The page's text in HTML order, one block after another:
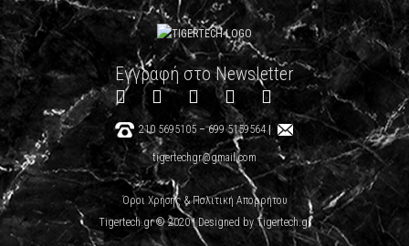
Εγγραφή στο Newsletter
210 5695105–699 5159564|
tigertechgr@gmail.com
Όροι Χρήσης & Πολιτική Απορρήτου
Tigertech.gr © 2020 | Designed by Tigertech.gr